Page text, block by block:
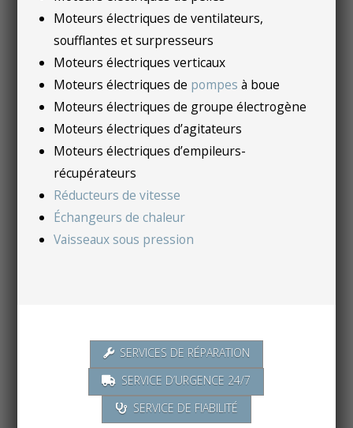
Moteurs électriques de ventilateurs,
soufflantes et surpresseurs
Moteurs électriques verticaux
Moteurs électriques de pompes à boue
Moteurs électriques de groupe électrogène
Moteurs électriques d’agitateurs
Moteurs électriques d’empileurs-
récupérateurs
Réducteurs de vitesse
Échangeurs de chaleur
Vaisseaux sous pression
SERVICES DE RÉPARATION
SERVICE D’URGENCE 24/7
SERVICE DE FIABILITÉ